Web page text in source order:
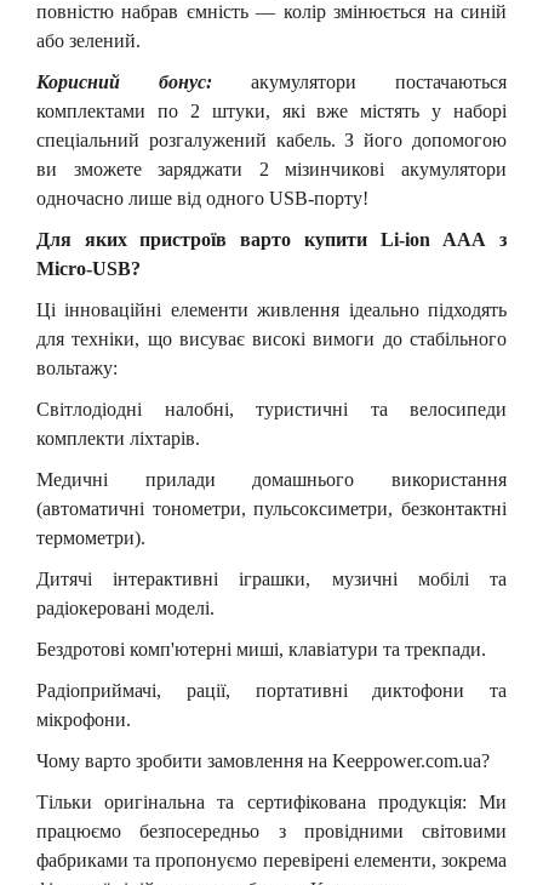
повністю набрав ємність — колір змінюється на синій
або зелений.
Корисний бонус: акумулятори постачаються
комплектами по 2 штуки, які вже містять у наборі
спеціальний розгалужений кабель. З його допомогою
ви зможете заряджати 2 мізинчикові акумулятори
одночасно лише від одного USB-порту!
Для яких пристроїв варто купити Li-ion ААА з
Micro-USB?
Ці інноваційні елементи живлення ідеально підходять
для техніки, що висуває високі вимоги до стабільного
вольтажу:
Світлодіодні налобні, туристичні та велосипеди
комплекти ліхтарів.
Медичні прилади домашнього використання
(автоматичні тонометри, пульсоксиметри, безконтактні
термометри).
Дитячі інтерактивні іграшки, музичні мобілі та
радіокеровані моделі.
Бездротові комп'ютерні миші, клавіатури та трекпади.
Радіоприймачі, рації, портативні диктофони та
мікрофони.
Чому варто зробити замовлення на Keeppower.com.ua?
Тільки оригінальна та сертифікована продукція: Ми
працюємо безпосередньо з провідними світовими
фабриками та пропонуємо перевірені елементи, зокрема